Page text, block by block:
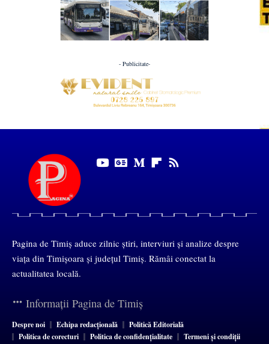
- Publicitate-
Pagina de Timiș aduce zilnic știri, interviuri și analize despre
viața din Timișoara și județul Timiș. Rămâi conectat la
actualitatea locală.
Informații Pagina de Timiș
Despre noi Echipa redacțională
Politică Editorială
Politica de corecturi
Politica de confidențialitate
Termeni și condiții